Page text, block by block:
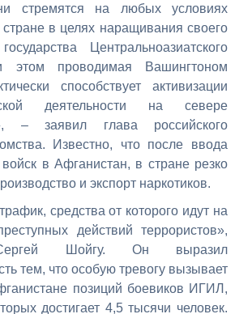
стремятся на любых условиях
стране в целях наращивания своего
Центральноазиатского
этом проводимая Вашингтоном
способствует активизации
деятельности на севере
– заявил глава российского
Известно, что после ввода
в Афганистан, в стране резко
и экспорт наркотиков.
средства от которого идут на
действий террористов»,
Шойгу. Он выразил
тем, что особую тревогу вызывает
позиций боевиков ИГИЛ,
достигает 4,5 тысячи человек.